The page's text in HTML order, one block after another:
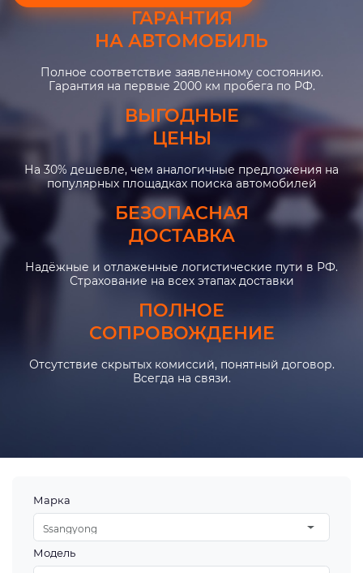
ГАРАНТИЯ
НА АВТОМОБИЛЬ
Полное соответствие заявленному состоянию.
Гарантия на первые 2000 км пробега по РФ.
ВЫГОДНЫЕ
ЦЕНЫ
На 30% дешевле, чем аналогичные предложения на
популярных площадках поиска автомобилей
БЕЗОПАСНАЯ
ДОСТАВКА
Надёжные и отлаженные логистические пути в РФ.
Страхование на всех этапах доставки
ПОЛНОЕ
СОПРОВОЖДЕНИЕ
Отсутствие скрытых комиссий, понятный договор.
Всегда на связи.
Марка
Ssangyong
Модель